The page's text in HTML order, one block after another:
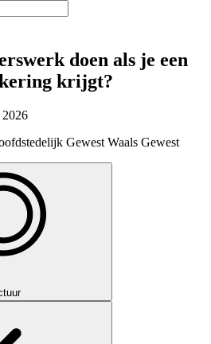
doen als je een
krijgt?
Gewest Waals Gewest